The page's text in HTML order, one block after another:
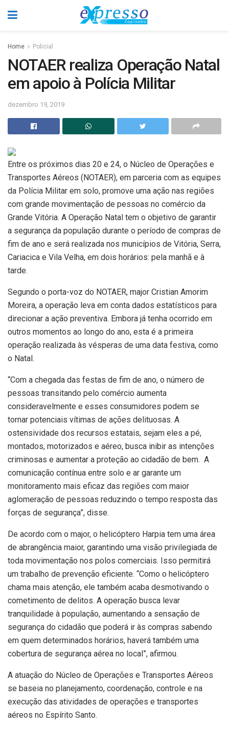
Home Policial
NOTAER realiza Operação Natal
em apoio à Polícia Militar
dezembro 19, 2019
Entre os próximos dias 20 e 24, o Núcleo de Operações e
Transportes Aéreos (NOTAER), em parceria com as equipes
da Polícia Militar em solo, promove uma ação nas regiões
com grande movimentação de pessoas no comércio da
Grande Vitória. A Operação Natal tem o objetivo de garantir
a segurança da população durante o período de compras de
fim de ano e será realizada nos municípios de Vitória, Serra,
Cariacica e Vila Velha, em dois horários: pela manhã e à
tarde.
Segundo o porta-voz do NOTAER, major Cristian Amorim
Moreira, a operação leva em conta dados estatísticos para
direcionar a ação preventiva. Embora já tenha ocorrido em
outros momentos ao longo do ano, esta é a primeira
operação realizada às vésperas de uma data festiva, como
o Natal.
“Com a chegada das festas de fim de ano, o número de
pessoas transitando pelo comércio aumenta
consideravelmente e esses consumidores podem se
tornar potenciais vítimas de ações delituosas. A
ostensividade dos recursos estatais, sejam eles a pé,
montados, motorizados e aéreo, busca inibir as intenções
criminosas e aumentar a proteção ao cidadão de bem. A
comunicação contínua entre solo e ar garante um
monitoramento mais eficaz das regiões com maior
aglomeração de pessoas reduzindo o tempo resposta das
forças de segurança”, disse.
De acordo com o major, o helicóptero Harpia tem uma área
de abrangência maior, garantindo uma visão privilegiada de
toda movimentação nos polos comerciais. Isso permitirá
um trabalho de prevenção eficiente. “Como o helicóptero
chama mais atenção, ele também acaba desmotivando o
cometimento de delitos. A operação busca levar
tranquilidade à população, aumentando a sensação de
segurança do cidadão que poderá ir às compras sabendo
em quem determinados horários, haverá também uma
cobertura de segurança aérea no local”, afirmou.
A atuação do Núcleo de Operações e Transportes Aéreos
se baseia no planejamento, coordenação, controle e na
execução das atividades de operações e transportes
aéreos no Espírito Santo.